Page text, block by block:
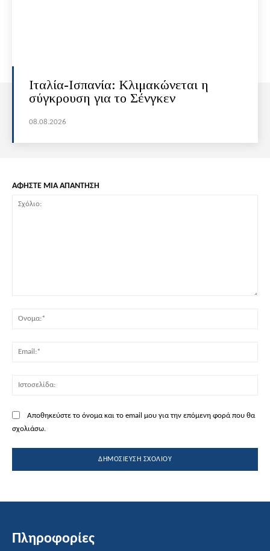
Ιταλία-Ισπανία: Κλιμακώνεται η
σύγκρουση για το Σένγκεν
08.08.2026
ΑΦΗΣΤΕ ΜΙΑ ΑΠΑΝΤΗΣΗ
Αποθηκεύστε το όνομα και το email μου για την επόμενη φορά που θα
σχολιάσω.
Πληροφορίες